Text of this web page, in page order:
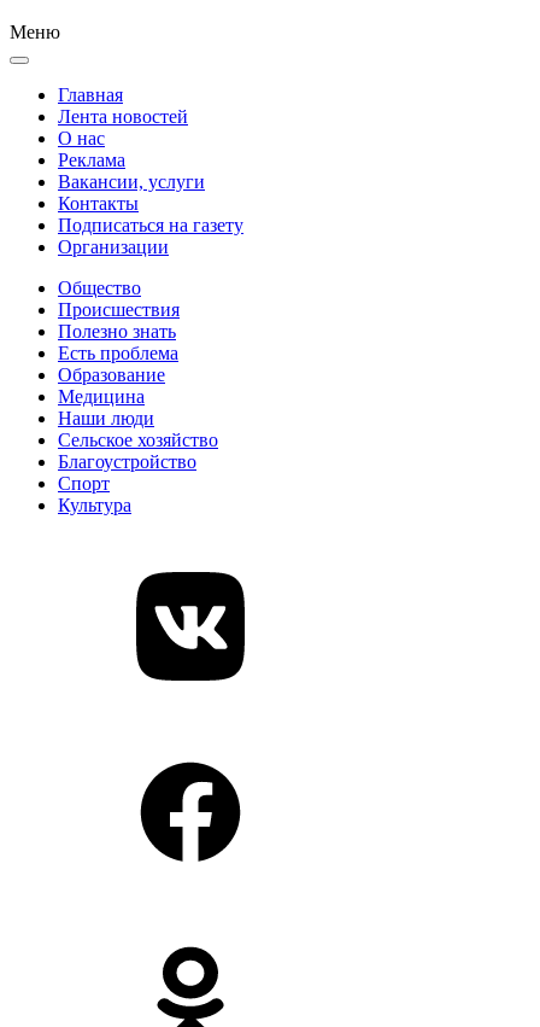
Меню
Главная
Лента новостей
О нас
Реклама
Вакансии, услуги
Контакты
Подписаться на газету
Организации
Общество
Происшествия
Полезно знать
Есть проблема
Образование
Медицина
Наши люди
Сельское хозяйство
Благоустройство
Спорт
Культура